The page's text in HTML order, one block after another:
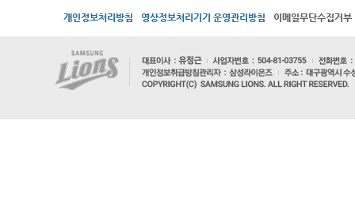
개인정보처리방침 영상정보처리기기 운영관리방침 이메일무단수집거부